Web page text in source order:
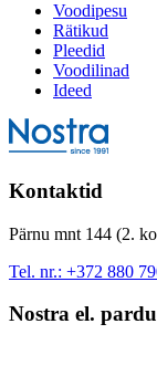
Voodipesu
Rätikud
Pleedid
Voodilinad
Ideed
Kontaktid
Pärnu mnt 144 (2.
Tel. nr.: +372 880
Nostra el.